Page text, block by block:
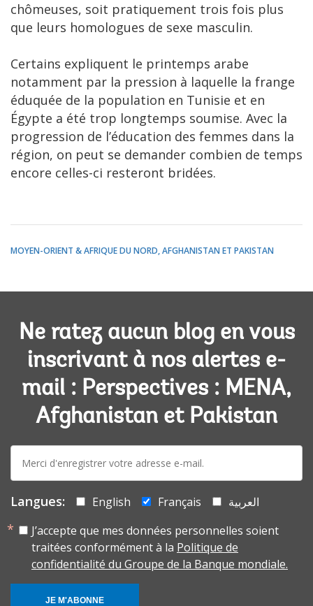
chômeuses, soit pratiquement trois fois plus
que leurs homologues de sexe masculin.
Certains expliquent le printemps arabe
notamment par la pression à laquelle la frange
éduquée de la population en Tunisie et en
Égypte a été trop longtemps soumise. Avec la
progression de l’éducation des femmes dans la
région, on peut se demander combien de temps
encore celles-ci resteront bridées.
MOYEN-ORIENT & AFRIQUE DU NORD, AFGHANISTAN ET PAKISTAN
Ne ratez aucun blog en vous
inscrivant à nos alertes e-
mail : Perspectives : MENA,
Afghanistan et Pakistan
mail:
Langues: English Français
العربية
J’accepte que mes données personnelles soient
traitées conformément à la Politique de
confidentialité du Groupe de la Banque mondiale.
JE M'ABONNE